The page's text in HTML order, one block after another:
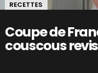
RECETTES
Coupe de
couscous